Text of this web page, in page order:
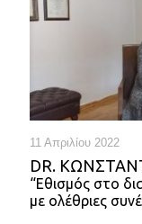
11 Απριλίου 2022
DR.
“Εθισμός στο
με ολέθριες